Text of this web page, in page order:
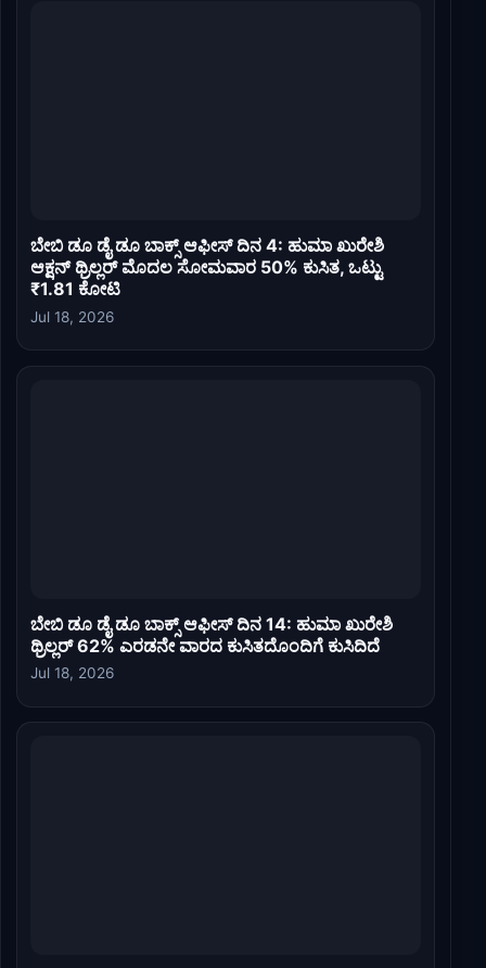
ಬೇಬಿ ಡೂ ಡೈ ಡೂ ಬಾಕ್ಸ್ ಆಫೀಸ್ ದಿನ 4: ಹುಮಾ ಖುರೇಶಿ
ಆಕ್ಷನ್ ಥ್ರಿಲ್ಲರ್ ಮೊದಲ ಸೋಮವಾರ 50% ಕುಸಿತ, ಒಟ್ಟು
₹1.81 ಕೋಟಿ
Jul 18, 2026
ಬೇಬಿ ಡೂ ಡೈ ಡೂ ಬಾಕ್ಸ್ ಆಫೀಸ್ ದಿನ 14: ಹುಮಾ ಖುರೇಶಿ
ಥ್ರಿಲ್ಲರ್ 62% ಎರಡನೇ ವಾರದ ಕುಸಿತದೊಂದಿಗೆ ಕುಸಿದಿದೆ
Jul 18, 2026